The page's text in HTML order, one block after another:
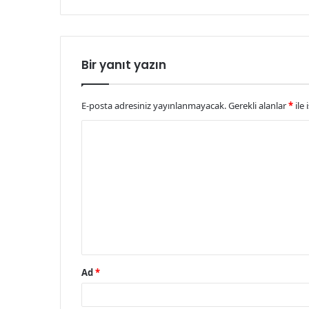
Bir yanıt yazın
E-posta adresiniz yayınlanmayacak.Gerekli alanlar* ile
Ad *